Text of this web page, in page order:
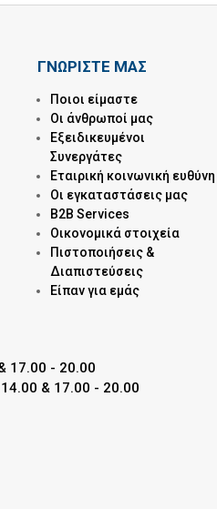
ΓΝΩΡΙΣΤΕ ΜΑΣ
Ποιοι είμαστε
Οι άνθρωποί μας
Εξειδικευμένοι
Συνεργάτες
Εταιρική κοινωνική ευθύνη
Οι εγκαταστάσεις μας
B2B Services
Οικονομικά στοιχεία
Πιστοποιήσεις &
Διαπιστεύσεις
Είπαν για εμάς
17.00 - 20.00
& 17.00 - 20.00